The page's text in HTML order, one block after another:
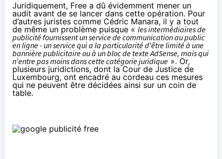
Juridiquement, Free a dû évidemment mener un
audit avant de se lancer dans cette opération. Pour
d’autres juristes comme Cédric Manara, il y a tout
de même un problème puisque « les intermédiaires de
publicité fournissent un service de communication au public
en ligne - un service qui a la particularité d'être limité à une
bannière publicitaire ou à un bloc de texte AdSense, mais qui
n'entre pas moins dans cette catégorie juridique ». Or,
plusieurs juridictions, dont la Cour de Justice de
Luxembourg, ont encadré au cordeau ces mesures
qui ne peuvent être décidées ainsi sur un coin de
table.